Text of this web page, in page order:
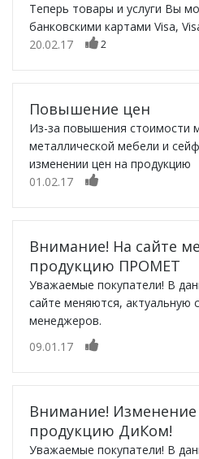
Теперь товары и услуги Вы
банковскими картами Visa,
20.02.17
2
Повышение цен
Из-за повышения стоимости
металлической мебели и
изменении цен на продукцию
01.02.17
Внимание! На сайте
продукцию ПРОМЕТ
Уважаемые покупатели! В
сайте меняются, актуальную
менеджеров.
09.01.17
Внимание!
продукцию ДиКом!
Уважаемые покупатели! В